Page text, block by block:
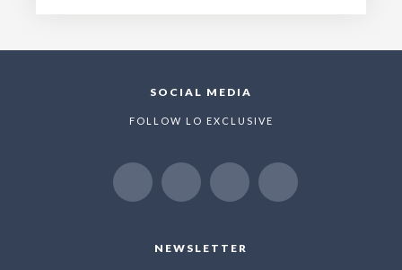
SOCIAL MEDIA
FOLLOW LO EXCLUSIVE
NEWSLETTER